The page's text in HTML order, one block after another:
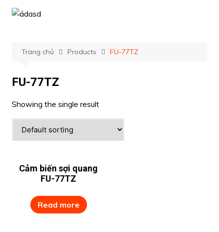
Chuyển
đến
Trang chủ Products FU-77TZ
FU-77TZ
Showing the single result
Cảm biến sợi quang
FU-77TZ
Read more